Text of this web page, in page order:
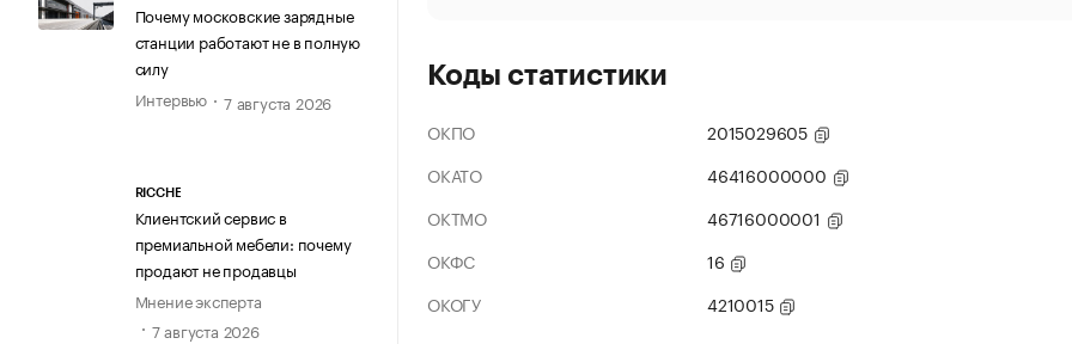
Почему московские зарядные
станции работают не в полную
силу
Интервью
7 августа 2026
RICCHE
Клиентский сервис в
премиальной мебели: почему
продают не продавцы
Мнение эксперта
7 августа 2026
Коды статистики
ОКПО
2015029605
ОКАТО
46416000000
ОКТМО
46716000001
ОКФС
16
ОКОГУ
4210015